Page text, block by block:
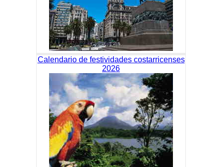
Calendario de festividades costarricenses
2026